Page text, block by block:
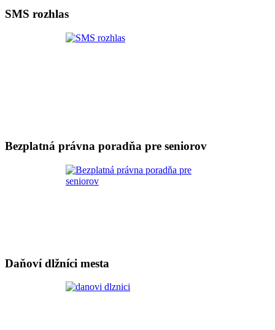
SMS rozhlas
Bezplatná právna poradňa pre seniorov
Daňoví dlžníci mesta